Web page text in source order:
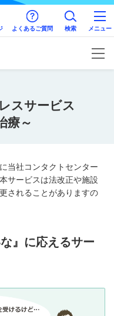
よくあるご質問 検索 メニュー
スサービス
療～
当社コンタクトセンター
サービスは法改正や施設
されることがありますの
』に応えるサー